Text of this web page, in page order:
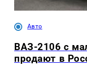
Авто
ВАЗ-2106 с
продают в